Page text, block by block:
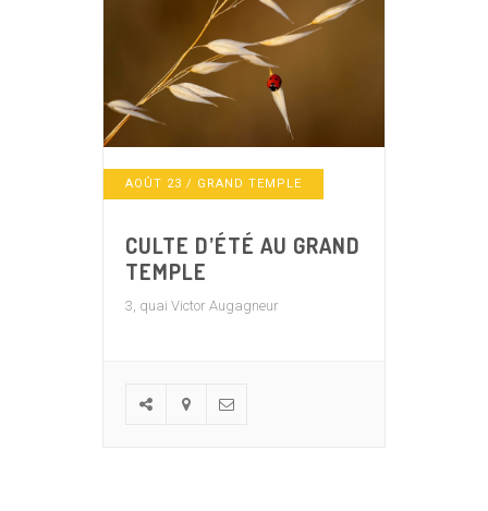
AOÛT 23 / GRAND TEMPLE
CULTE D’ÉTÉ AU GRAND
TEMPLE
3, quai Victor Augagneur